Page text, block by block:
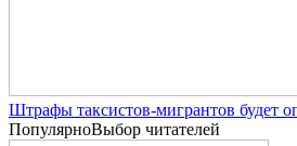
Штрафы таксистов-мигрантов будет
ПопулярноВыбор читателей